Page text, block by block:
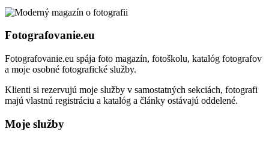
Fotografovanie.eu
Fotografovanie.eu spája foto magazín, fotoškolu, katalóg fotografov
a moje osobné fotografické služby.
Klienti si rezervujú moje služby v samostatných sekciách, fotografi
majú vlastnú registráciu a katalóg a články ostávajú oddelené.
Moje služby